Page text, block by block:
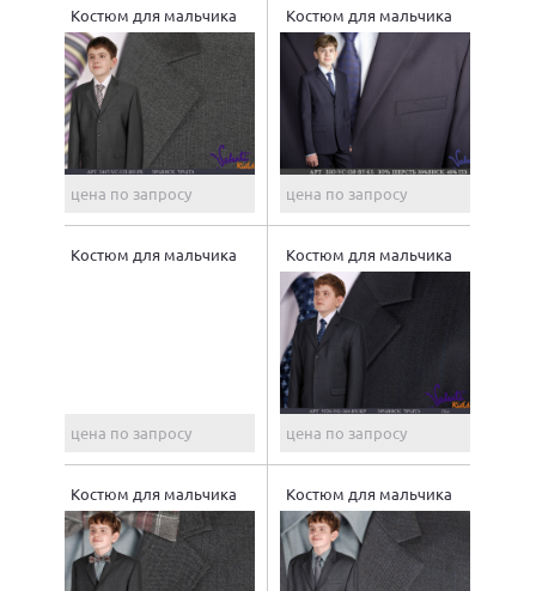
Костюм для мальчика
цена по запросу
Костюм для мальчика
цена по запросу
Костюм для мальчика
цена по запросу
Костюм для мальчика
цена по запросу
Костюм для мальчика Костюм для мальчика